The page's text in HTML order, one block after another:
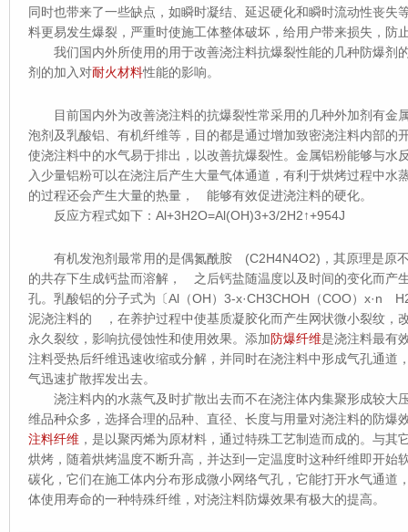
同时也带来了一些缺点，如瞬时凝结、延迟硬化和瞬时流动性丧失
料更易发生爆裂，严重时使施工体整体破坏，给用户带来损失，防
我们国内外所使用的用于改善浇注料抗爆裂性能的几种防爆剂
剂的加入对耐火材料性能的影响。
目前国内外为改善浇注料的抗爆裂性常采用的几种外加剂有金
泡剂及乳酸铝、有机纤维等，目的都是通过增加致密浇注料内部的
使浇注料中的水气易于排出，以改善抗爆裂性。金属铝粉能够与
入少量铝粉可以在浇注后产生大量气体通道，有利于烘烤过程中水
的过程还会产生大量的热量， 能够有效促进浇注料的硬化。
反应方程式如下：Al+3H2O=Al(OH)3+3/2H2↑+954J
有机发泡剂最常用的是偶氮酰胺 (C2H4N4O2)，其原理是原不
的共存下生成钙盐而溶解， 之后钙盐随温度以及时间的变化而
孔。乳酸铝的分子式为〔Al（OH）3-x·CH3CHOH（COO）x·n
泥浇注料的 ，在养护过程中使基质凝胶化而产生网状微小裂纹，
永久裂纹，影响抗侵蚀性和使用效果。添加防爆纤维是浇注料最有
注料受热后纤维迅速收缩或分解，并同时在浇注料中形成气孔通道
气迅速扩散挥发出去。
浇注料内的水蒸气及时扩散出去而不在浇注体内集聚形成较大
维品种众多，选择合理的品种、直径、长度与用量对浇注料的防爆
注料纤维 ，是以聚丙烯为原材料，通过特殊工艺制造而成的。与其
烘烤，随着烘烤温度不断升高，并达到一定温度时这种纤维即开始
碳化，它们在施工体内分布形成微小网络气孔，它能打开水气通道
体使用寿命的一种特殊纤维，对浇注料防爆效果有极大的提高。